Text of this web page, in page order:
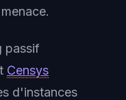
passif
Censys
d'instances